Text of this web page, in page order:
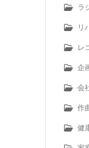
ラ
リ
レ
企
会
作
健